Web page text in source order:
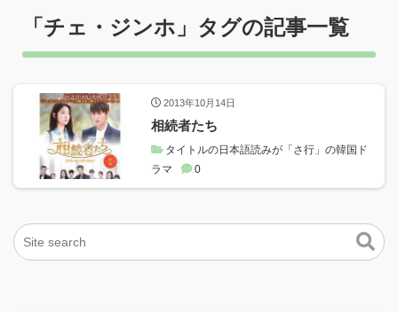
「チェ・ジンホ 」タグの記事一覧
2013年10月14日
相続者たち
タイトルの日本語読みが「さ行」の韓国ド
ラマ
0